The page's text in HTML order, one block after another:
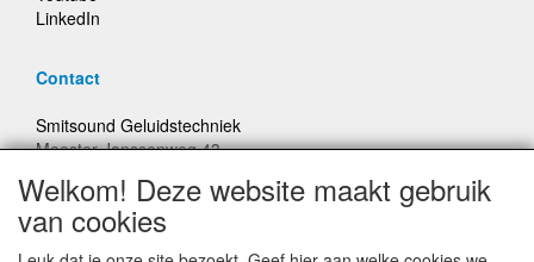
LinkedIn
Contact
Smitsound Geluidstechniek
Meester Janssenweg 43
E-mail: info@smitsound.nl
Telefoon: +31-(0)6-22256322
Welkom! Deze website maakt gebruik
van cookies